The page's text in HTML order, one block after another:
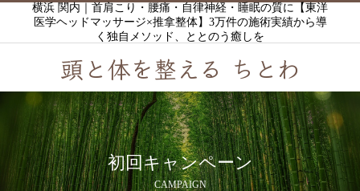
横浜 関内｜首肩こり・腰痛・自律神経・睡眠の質に【東洋
医学ヘッドマッサージ×推拿整体】3万件の施術実績から導
く独自メソッド、ととのう癒しを
頭と体を整える ちとわ
初回キャンペーン
CAMPAIGN